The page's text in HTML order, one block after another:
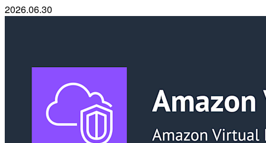
2026.06.30